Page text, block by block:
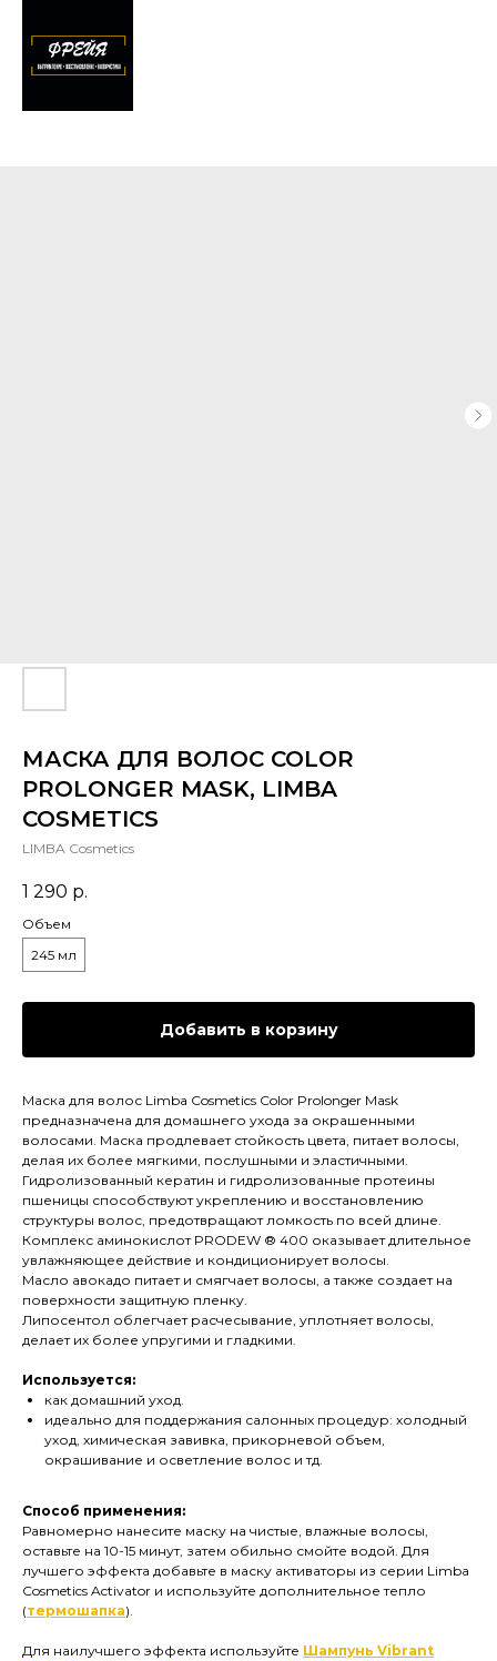
МАСКА ДЛЯ ВОЛОС COLOR
PROLONGER MASK, LIMBA
COSMETICS
LIMBA Cosmetics
1 290 р.
Объем
245 мл
Добавить в корзину
Маска для волос Limba Cosmetics Color Prolonger Mask
предназначена для домашнего ухода за окрашенными
волосами. Маска продлевает стойкость цвета, питает волосы,
делая их более мягкими, послушными и эластичными.
Гидролизованный кератин и гидролизованные протеины
пшеницы способствуют укреплению и восстановлению
структуры волос, предотвращают ломкость по всей длине.
Комплекс аминокислот PRODEW ® 400 оказывает длительное
увлажняющее действие и кондиционирует волосы.
Масло авокадо питает и смягчает волосы, а также создает на
поверхности защитную пленку.
Липосентол облегчает расчесывание, уплотняет волосы,
делает их более упругими и гладкими.
Используется:
как домашний уход.
идеально для поддержания салонных процедур: холодный
уход, химическая завивка, прикорневой объем,
окрашивание и осветление волос и тд.
Способ применения:
Равномерно нанесите маску на чистые, влажные волосы,
оставьте на 10-15 минут, затем обильно смойте водой. Для
лучшего эффекта добавьте в маску активаторы из серии Limba
Cosmetics Activator и используйте дополнительное тепло
(термошапка).
Для наилучшего эффекта используйте Шампунь Vibrant